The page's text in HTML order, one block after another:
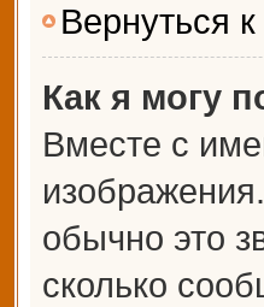
Вернуться
Как я могу
Вместе с
обычно это
сколько